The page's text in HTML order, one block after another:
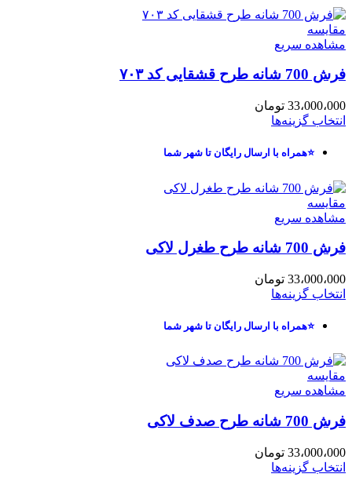
مقایسه
مشاهده سریع
فرش 700 شانه طرح قشقایی کد ۷۰۳
33،000،000 تومان
انتخاب گزینه‌ها
⭐همراه با ارسال رایگان تا شهر شما
مقایسه
مشاهده سریع
فرش 700 شانه طرح طغرل لاکی
33،000،000 تومان
انتخاب گزینه‌ها
⭐همراه با ارسال رایگان تا شهر شما
مقایسه
مشاهده سریع
فرش 700 شانه طرح صدف لاکی
33،000،000 تومان
انتخاب گزینه‌ها